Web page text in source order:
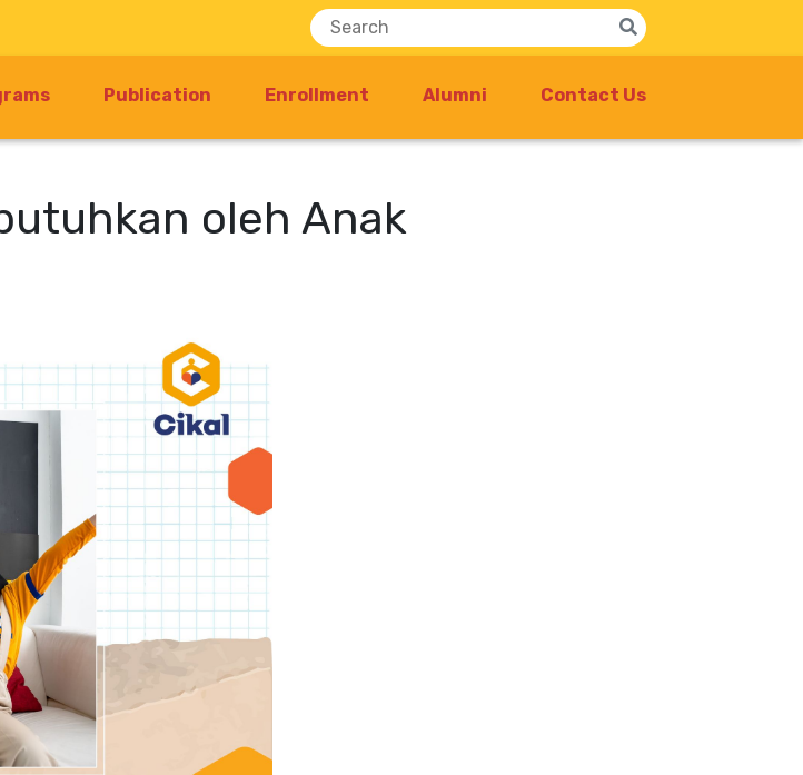
Publication Enrollment Alumni Contact Us
oleh Anak